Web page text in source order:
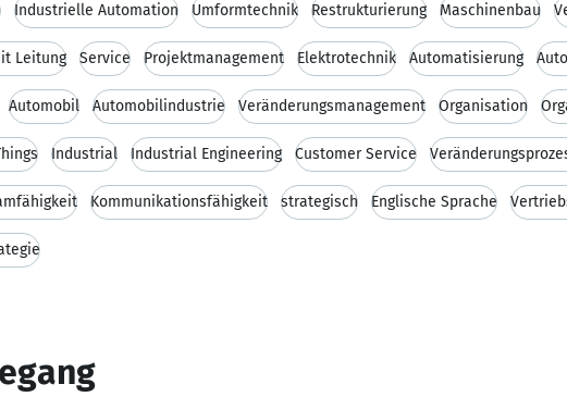
Industrielle Automation Umformtechnik Restrukturierung Maschinenbau
Leitung Service Projektmanagement Elektrotechnik Automatisierung
Automobil Automobilindustrie Veränderungsmanagement Organisation
Industrial Industrial Engineering Customer Service
Kommunikationsfähigkeit strategisch Englische Sprache